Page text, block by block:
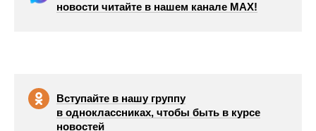
новости читайте в нашем канале МАХ!
Вступайте в нашу группу
в одноклассниках, чтобы быть в курсе
новостей